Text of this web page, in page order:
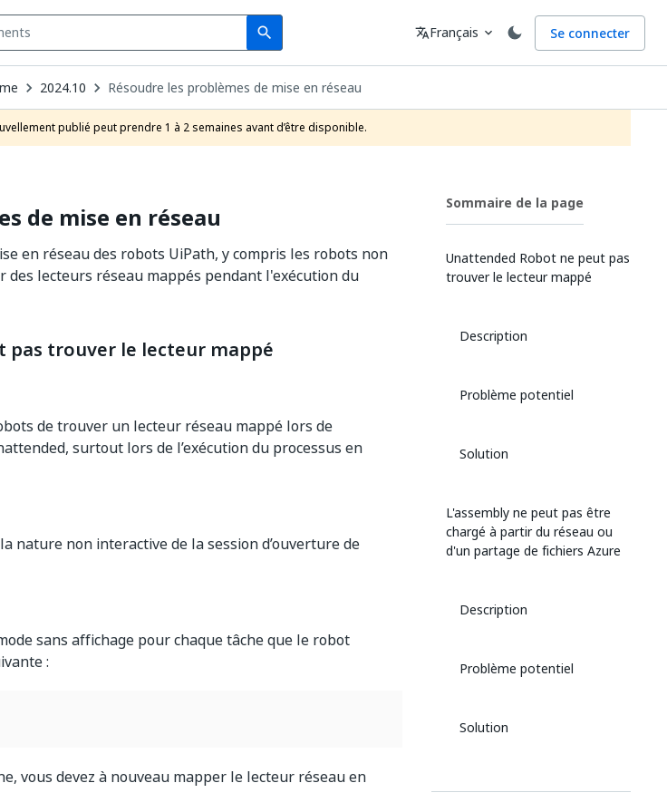
search
Search Langue
translateFrançais expand_more Se connecter
2024.10 Résoudre les problèmes de mise en réseau
publié peut prendre 1 à 2 semaines avant d’être disponible.
de mise en réseau
en réseau des robots UiPath, y compris les robots non
lecteurs réseau mappés pendant l'exécution du
pas trouver le lecteur mappé
de trouver un lecteur réseau mappé lors de
surtout lors de l’exécution du processus en
nature non interactive de la session d’ouverture de
sans affichage pour chaque tâche que le robot
:
vous devez à nouveau mapper le lecteur réseau en
Sommaire de la page
Unattended Robot ne peut pas
trouver le lecteur mappé
Description
Problème potentiel
Solution
L'assembly ne peut pas être
chargé à partir du réseau ou
d'un partage de fichiers Azure
Description
Problème potentiel
Solution